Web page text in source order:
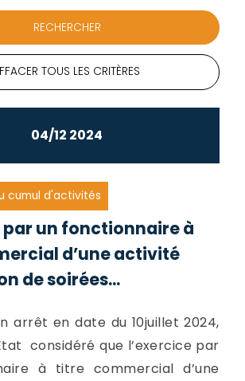
TOUS LES CRITÈRES
04/12 2024
cumul d'activités
par un fonctionnaire à
d’une activité
de soirées...
arrêt en date du 10juillet 2024,
considéré que l’exercice par
à titre commercial d’une